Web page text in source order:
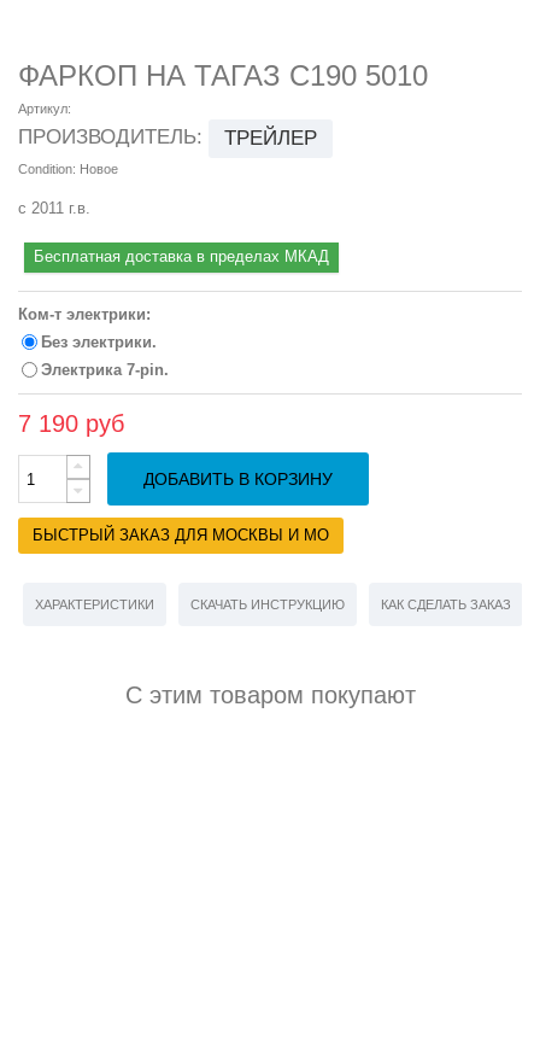
ФАРКОП НА ТАГАЗ C190 5010
Артикул:
ПРОИЗВОДИТЕЛЬ: ТРЕЙЛЕР
Condition: Новое
с 2011 г.в.
Бесплатная доставка в пределах МКАД
Ком-т электрики:
Без электрики.
Электрика 7-pin.
7 190 руб
ДОБАВИТЬ В КОРЗИНУ
БЫСТРЫЙ ЗАКАЗ ДЛЯ МОСКВЫ И МО
ХАРАКТЕРИСТИКИ СКАЧАТЬ ИНСТРУКЦИЮ КАК СДЕЛАТЬ ЗАКАЗ
С этим товаром покупают